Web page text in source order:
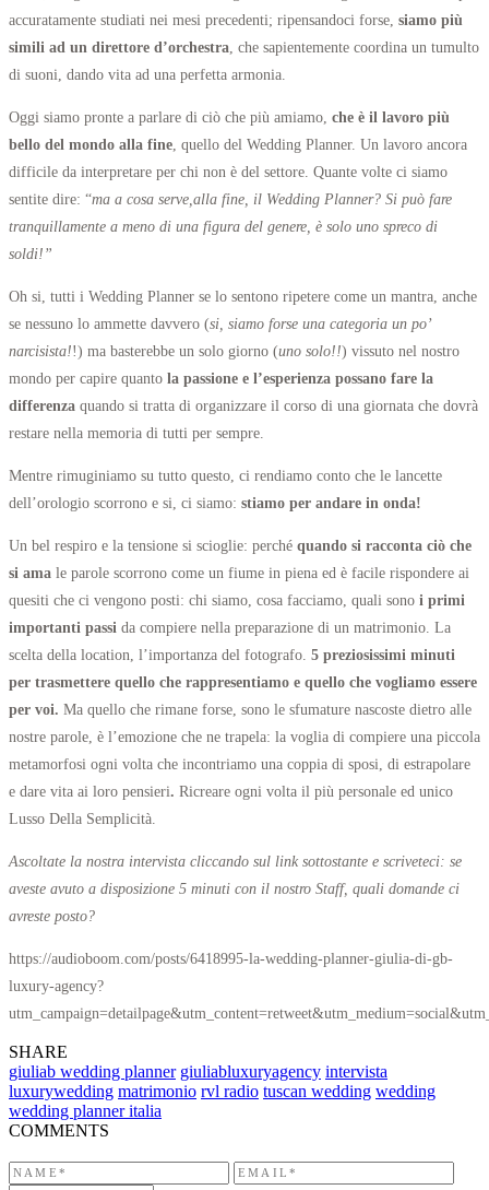
accuratamente studiati nei mesi precedenti; ripensandoci forse, siamo più
simili ad un direttore d’orchestra, che sapientemente coordina un tumulto
di suoni, dando vita ad una perfetta armonia.
Oggi siamo pronte a parlare di ciò che più amiamo, che è il lavoro più
bello del mondo alla fine, quello del Wedding Planner. Un lavoro ancora
difficile da interpretare per chi non è del settore. Quante volte ci siamo
sentite dire: “ma a cosa serve,alla fine, il Wedding Planner? Si può fare
tranquillamente a meno di una figura del genere, è solo uno spreco di
soldi!”
Oh si, tutti i Wedding Planner se lo sentono ripetere come un mantra, anche
se nessuno lo ammette davvero (si, siamo forse una categoria un po’
narcisista!!) ma basterebbe un solo giorno (uno solo!!) vissuto nel nostro
mondo per capire quanto la passione e l’esperienza possano fare la
differenza quando si tratta di organizzare il corso di una giornata che dovrà
restare nella memoria di tutti per sempre.
Mentre rimuginiamo su tutto questo, ci rendiamo conto che le lancette
dell’orologio scorrono e si, ci siamo: stiamo per andare in onda!
Un bel respiro e la tensione si scioglie: perché quando si racconta ciò che
si ama le parole scorrono come un fiume in piena ed è facile rispondere ai
quesiti che ci vengono posti: chi siamo, cosa facciamo, quali sono i primi
importanti passi da compiere nella preparazione di un matrimonio. La
scelta della location, l’importanza del fotografo. 5 preziosissimi minuti
per trasmettere quello che rappresentiamo e quello che vogliamo essere
per voi. Ma quello che rimane forse, sono le sfumature nascoste dietro alle
nostre parole, è l’emozione che ne trapela: la voglia di compiere una piccola
metamorfosi ogni volta che incontriamo una coppia di sposi, di estrapolare
e dare vita ai loro pensieri. Ricreare ogni volta il più personale ed unico
Lusso Della Semplicità.
Ascoltate la nostra intervista cliccando sul link sottostante e scriveteci: se
aveste avuto a disposizione 5 minuti con il nostro Staff, quali domande ci
avreste posto?
https://audioboom.com/posts/6418995-la-wedding-planner-giulia-di-gb-
luxury-agency?
SHARE
giuliab wedding planner giuliabluxuryagency intervista
luxurywedding matrimonio rvl radio tuscan wedding wedding
wedding planner italia
COMMENTS